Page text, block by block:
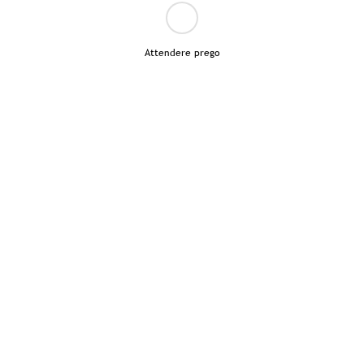
Attendere prego